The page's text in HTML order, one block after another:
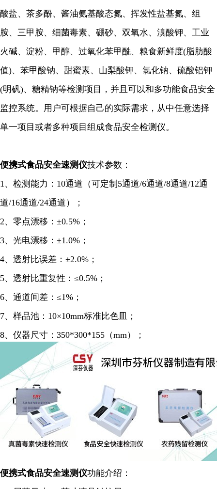
酸盐、茶多酚、酱油氨基酸态氮、挥发性盐基氮、组
胺、三甲胺、细菌毒素、硼砂、双氧水、溴酸钾、工业
火碱、淀粉、甲醇、过氧化苯甲酰、粮食新鲜度(脂肪酸
值)、苯甲酸钠、甜蜜素、山梨酸钾、氯化钠、硫酸铝钾
(明矾)、糖精钠等检测项目，并且可以和多功能食品安全
监控系统。用户可根据自己的实际需求，从中任意选择
单一项目或者多种项目组成食品安全检测仪。
便携式食品安全速测仪技术参数：
1、检测能力：10通道（可定制5通道/6通道/8通道/12通
道/16通道/24通道）；
2、零点漂移：±0.5%；
3、光电漂移：±1.0%；
4、透射比误差：±2.0%；
5、透射比重复性：≤0.5%；
6、通道间差：≤1%；
7、样品池：10×10mm标准比色皿；
8、仪器尺寸：350*300*155（mm）；
便携式食品安全速测仪功能介绍：